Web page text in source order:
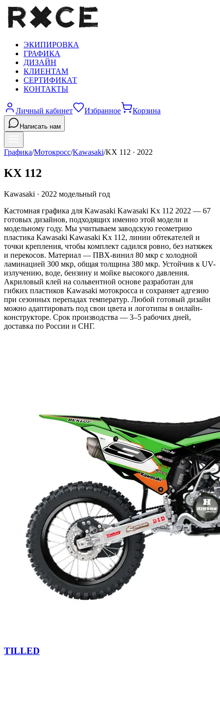
ЭКИПИРОВКА
ГРАФИКА
ДИЗАЙН
КЛИЕНТАМ
СЕРТИФИКАТ
КОНТАКТЫ
Личный кабинет Избранное Корзина
Написать нам
Графика/Мотокросс/Kawasaki/KX 112 · 2022
KX 112
Kawasaki · 2022 модельный год
Кастомная графика для Kawasaki Kawasaki Kx 112 2022 — 67
готовых дизайнов, подходящих именно этой модели и
модельному году. Мы учитываем заводскую геометрию
пластика Kawasaki Kawasaki Kx 112, линии обтекателей и
точки крепления, чтобы комплект садился ровно, без натяжек
и перекосов. Материал — ПВХ-винил 80 мкр с холодной
ламинацией 300 мкр, общая толщина 380 мкр. Устойчив к UV-
излучению, воде, бензину и мойке высокого давления.
Акриловый клей на сольвентной основе разработан для
гибких пластиков Kawasaki мотокросса и сохраняет адгезию
при сезонных перепадах температур. Любой готовый дизайн
можно адаптировать под свои цвета и логотипы в онлайн-
конструкторе. Срок производства — 3–5 рабочих дней,
доставка по России и СНГ.
TILLED